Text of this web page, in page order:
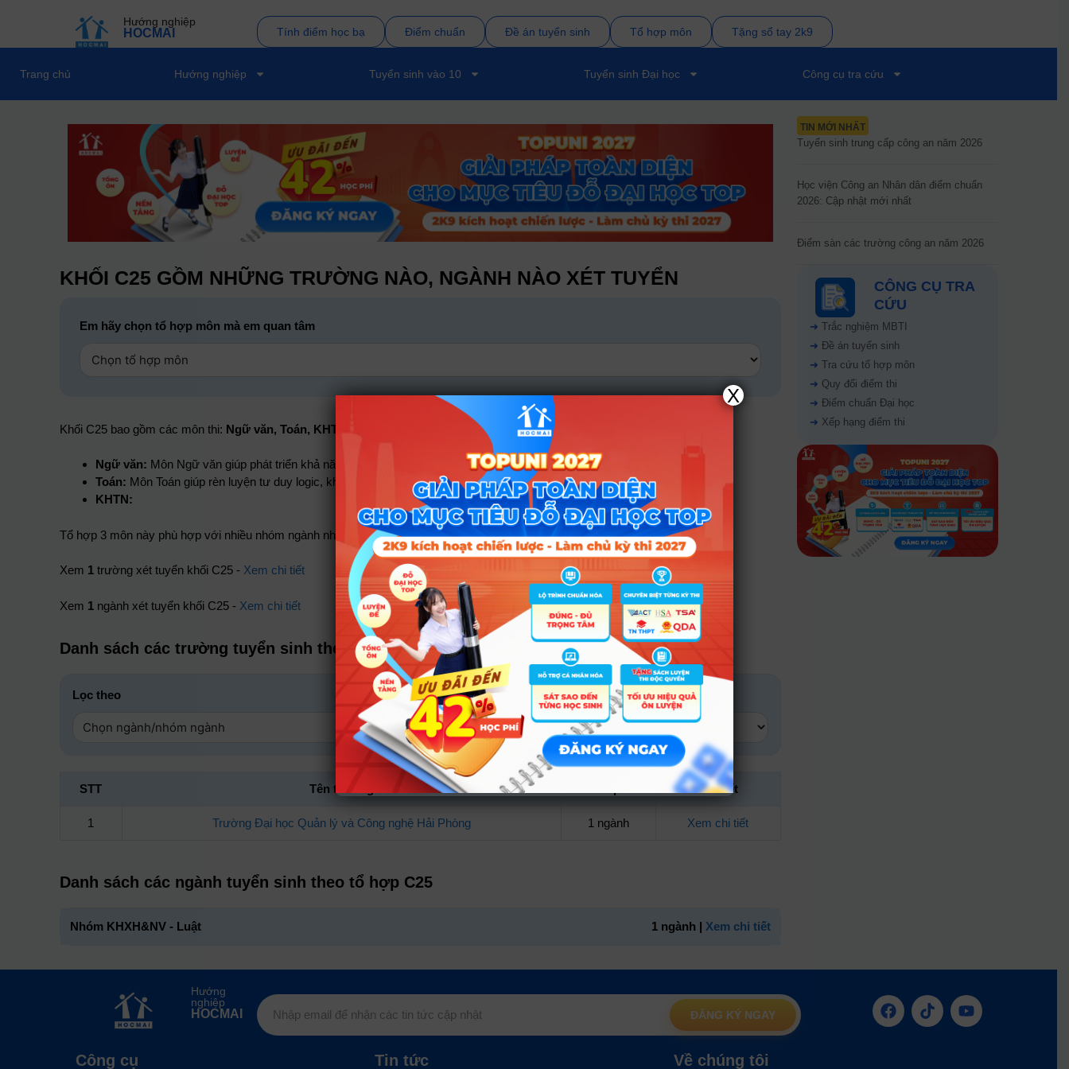
Hướng nghiệp
HOCMAI Tính điểm học bạ Điểm chuẩn Đề án tuyển sinh Tổ hợp môn Tặng sổ tay 2k9
Trang chủ Hướng nghiệp Tuyển sinh vào 10 Tuyển sinh Đại học Công cụ tra cứu
KHỐI C25 GỒM NHỮNG TRƯỜNG NÀO, NGÀNH NÀO XÉT TUYỂN
Em hãy chọn tổ hợp môn mà em quan tâm
Khối C25 bao gồm các môn thi: Ngữ văn, Toán, KHTN
Ngữ văn: Môn Ngữ văn giúp phát triển khả năng ngôn ngữ, tư duy phản biện và cảm thụ văn học.
Toán: Môn Toán giúp rèn luyện tư duy logic, khả năng phân tích và giải quyết vấn đề.
KHTN:
Tổ hợp 3 môn này phù hợp với nhiều nhóm ngành như: Nhóm KHXH&NV - Luật.
Xem 1trường xét tuyển khối C25 - Xem chi tiết
Xem 1ngành xét tuyển khối C25 - Xem chi tiết
Danh sách các trường tuyển sinh theo tổ hợp C25
Lọc theo
STT Tên trường Chi tiết
1 Trường Đại học Quản lý và Công nghệ Hải Phòng 1 ngành Xem chi tiết
Danh sách các ngành tuyển sinh theo tổ hợp C25
Nhóm KHXH&NV - Luật 1 ngành | Xem chi tiết
TIN MỚI NHẤT
Tuyển sinh trung cấp công an năm 2026
Học viện Công an Nhân dân điểm chuẩn
2026: Cập nhật mới nhất
Điểm sàn các trường công an năm 2026
CÔNG CỤ TRA
CỨU
➜Trắc nghiệm MBTI
➜Đề án tuyển sinh
➜Tra cứu tổ hợp môn
➜ Quy đổi điểm thi
➜Điểm chuẩn Đại học
➜ Xếp hạng điểm thi
Hướng
nghiệp
HOCMAI ĐĂNG KÝ NGAY
Công cụ Tin tức Về chúng tôi
X